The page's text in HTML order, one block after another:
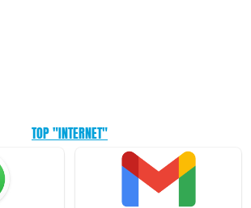
TOP "INTERNET"